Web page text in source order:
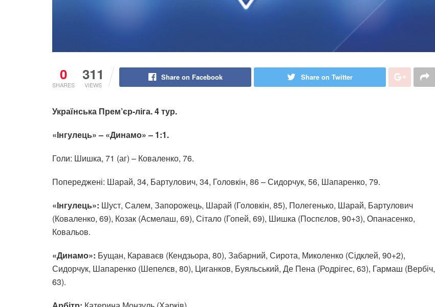
0
SHARES
311
VIEWS
Share on Facebook Share on Twitter
Українська Прем’єр-ліга. 4 тур.
«Інгулець» – «Динамо» – 1:1.
Голи: Шишка, 71 (аг) – Коваленко, 76.
Попереджені: Шарай, 34, Бартулович, 34, Головкін, 86 – Сидорчук, 56, Шапаренко, 79.
«Інгулець»: Шуст, Салем, Запорожець, Шарай (Головкін, 85), Полегенько, Шарай, Бартулович
(Коваленко, 69), Козак (Асмелаш, 69), Сітало (Гопей, 69), Шишка (Поспєлов, 90+3), Опанасенко,
Ковальов.
«Динамо»: Бущан, Караваєв (Кендзьора, 80), Забарний, Сирота, Миколенко (Сідклей, 90+2),
Сидорчук, Шапаренко (Шепелєв, 80), Циганков, Буяльський, Де Пена (Родрігес, 63), Гармаш (Вербіч,
63).